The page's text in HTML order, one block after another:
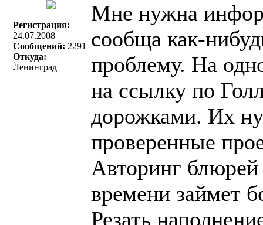
Регистрация:
24.07.2008
Сообщений: 2291
Откуда:
Ленинград
Мне нужна
сообща как-
проблему. На
на ссылку по
дорожками. Их
проверенные
Авторинг блюрей
времени займет
Резать